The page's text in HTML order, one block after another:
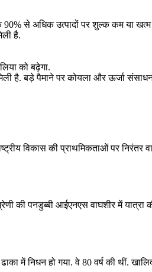
से अधिक उत्पादों पर शुल्क कम या खत्म
है.
को बढ़ेगा.
बड़े पैमाने पर कोयला और ऊर्जा संसाधनों
विकास की प्राथमिकताओं पर निरंतर
की पनडुब्बी आईएनएस वाघशीर में
में निधन हो गया. वे 80 वर्ष की थीं.